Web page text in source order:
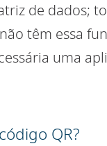
de dados;
têm essa
uma
QR?